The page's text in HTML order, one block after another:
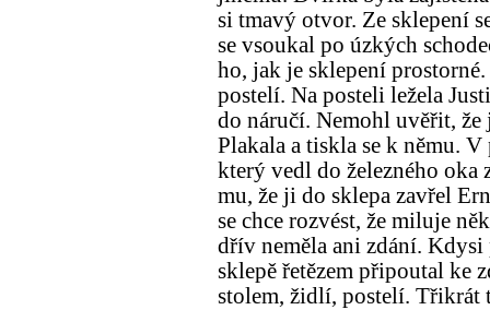
si tmavý otvor. Ze sklepení
se vsoukal po úzkých
ho, jak je sklepení
postelí. Na posteli ležela
do náručí. Nemohl uvěřit, že
Plakala a tiskla se k němu.
který vedl do železného oka
mu, že ji do sklepa zavřel
se chce rozvést, že miluje
dřív neměla ani zdání.
sklepě řetězem připoutal ke
stolem, židlí, postelí.